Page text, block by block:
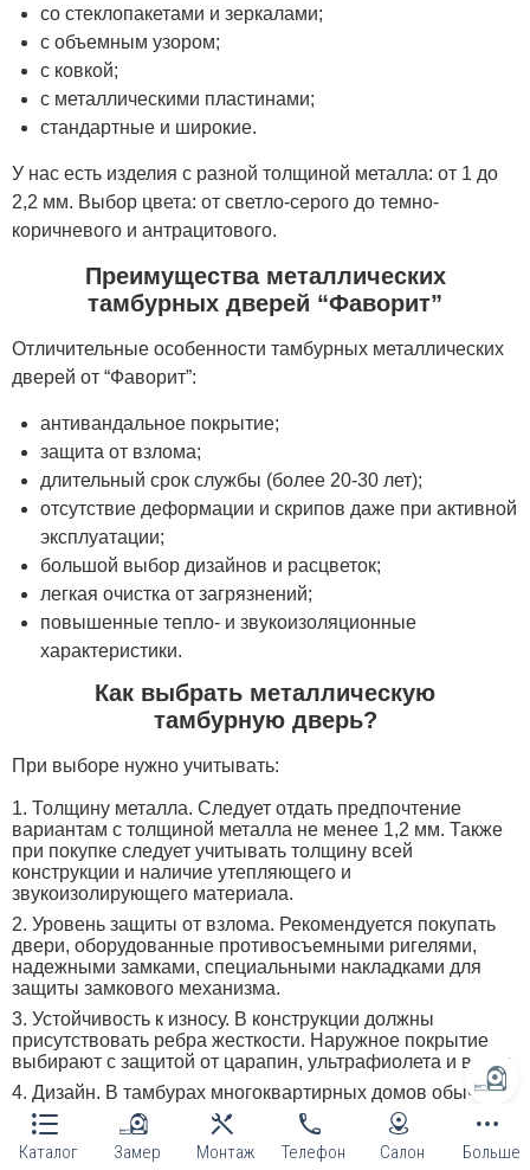
Каталог Замер Монтаж Телефон Салон Больше
со стеклопакетами и зеркалами;
с объемным узором;
с ковкой;
с металлическими пластинами;
стандартные и широкие.
У нас есть изделия с разной толщиной металла: от 1 до
2,2 мм. Выбор цвета: от светло-серого до темно-
коричневого и антрацитового.
Преимущества металлических
тамбурных дверей “Фаворит”
Отличительные особенности тамбурных металлических
дверей от “Фаворит”:
антивандальное покрытие;
защита от взлома;
длительный срок службы (более 20-30 лет);
отсутствие деформации и скрипов даже при активной
эксплуатации;
большой выбор дизайнов и расцветок;
легкая очистка от загрязнений;
повышенные тепло- и звукоизоляционные
характеристики.
Как выбрать металлическую
тамбурную дверь?
При выборе нужно учитывать:
Толщину металла. Следует отдать предпочтение
вариантам с толщиной металла не менее 1,2 мм. Также
при покупке следует учитывать толщину всей
конструкции и наличие утепляющего и
звукоизолирующего материала.
Уровень защиты от взлома. Рекомендуется покупать
двери, оборудованные противосъемными ригелями,
надежными замками, специальными накладками для
защиты замкового механизма.
Устойчивость к износу. В конструкции должны
присутствовать ребра жесткости. Наружное покрытие
выбирают с защитой от царапин, ультрафиолета и влаги.
Дизайн. В тамбурах многоквартирных домов обычно
устанавливают глухие дверные конструкции, а в
учреждениях и общественных местах — со
стеклопакетами.